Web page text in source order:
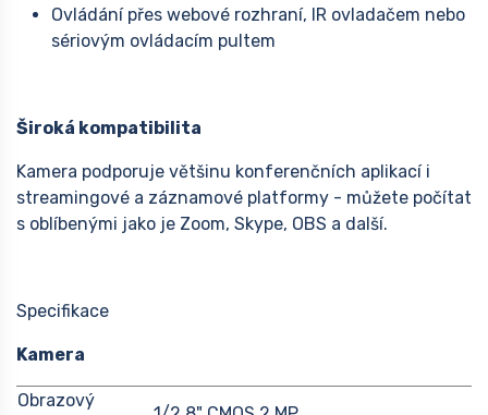
Ovládání přes webové rozhraní, IR ovladačem nebo
sériovým ovládacím pultem
Široká kompatibilita
Kamera podporuje většinu konferenčních aplikací i
streamingové a záznamové platformy - můžete počítat
s oblíbenými jako je Zoom, Skype, OBS a další.
Specifikace
Kamera
Obrazový